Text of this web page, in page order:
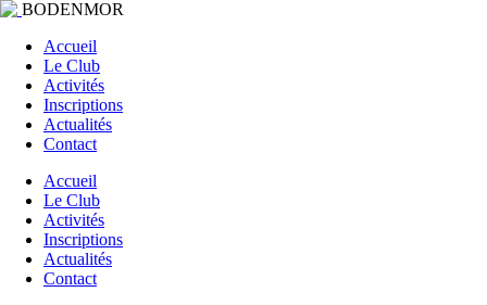
BODENMOR
Accueil
Le Club
Activités
Inscriptions
Actualités
Contact
Accueil
Le Club
Activités
Inscriptions
Actualités
Contact